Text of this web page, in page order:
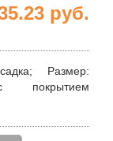
руб.
Размер: